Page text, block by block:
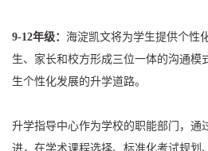
9-12年级： 海淀凯文将为学生提供个性
生、家长和校方形成三位一体的沟通模
生个性化发展的升学道路。
升学指导中心作为学校的职能部门，通
进，在学术课程选择、标准化考试规划